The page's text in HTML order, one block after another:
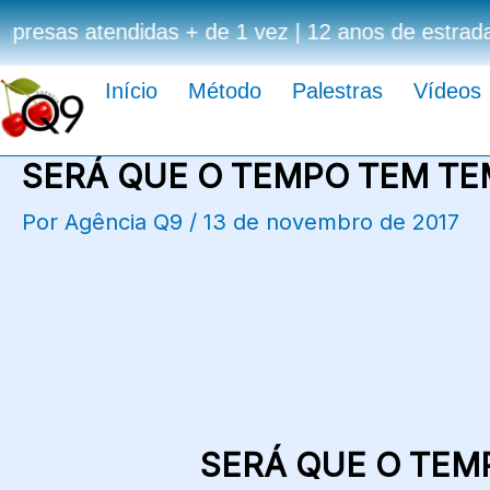
Ir
para
o
conteúdo
Mais de 323 mil pessoas impactadas | +1.077
Início Método Palestras Vídeos
SERÁ QUE O TEMPO TEM
Por Agência Q9 / 13 de novembro de 2017
SERÁ QUE O